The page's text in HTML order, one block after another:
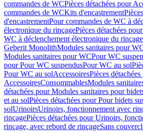
commandes de WCPièces détachées pour
commandes de WCKits d'encastrement
d'encastrementPour commandes de WC à
électronique du rinçagePièces détachées
WC à déclenchement électronique du rinçage
Geberit MonolithModules sanitaires pour
Modules sanitaires pour WCPour WC
pour Pour WC suspendusPour WC au sol
Pour WC au solAccessoiresPièces
AccessoiresConsommablesModules
détachées pour Modules sanitaires pour
et au solPièces détachées pour Pour bidets
solUrinoirsUrinoirs, fonctionnement avec
rinçagePièces détachées pour Urinoirs,
rinçage, avec rebord de rinçageSans